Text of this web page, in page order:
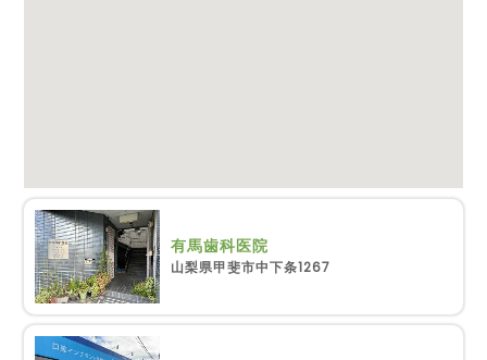
有馬歯科医院
山梨県甲斐市中下条1267